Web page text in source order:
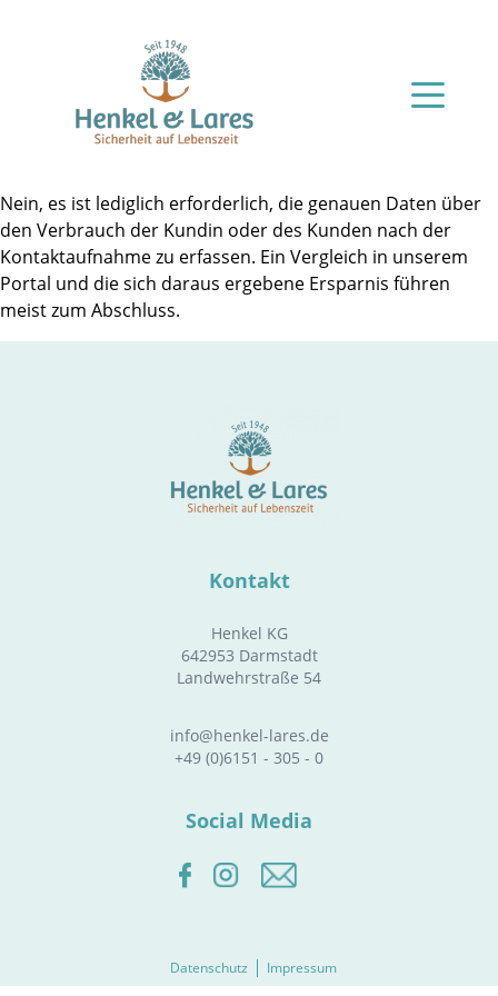
Nein, es ist lediglich erforderlich, die genauen Daten über
den Verbrauch der Kundin oder des Kunden nach der
Kontaktaufnahme zu erfassen. Ein Vergleich in unserem
Portal und die sich daraus ergebene Ersparnis führen
meist zum Abschluss.
Kontakt
Henkel KG
642953 Darmstadt
Landwehrstraße 54
info@henkel-lares.de
+49 (0)6151 - 305 - 0
Social Media
Datenschutz Impressum